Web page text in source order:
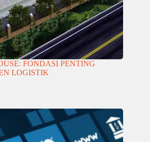
FONDASI PENTING
LOGISTIK